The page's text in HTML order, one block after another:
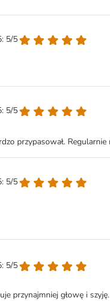
5/5
5/5
przypasował. Regularnie
5/5
5/5
przynajmniej głowę i szyję.